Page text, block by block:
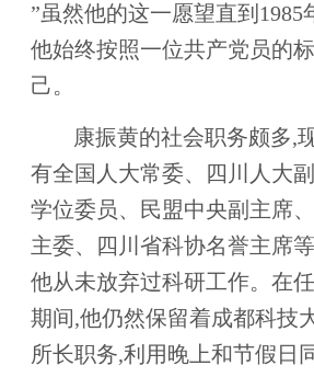
”虽然他的这一愿望直到1985
他始终按照一位共产党员的
己。
康振黄的社会职务颇多,
有全国人大常委、四川人大
学位委员、民盟中央副主席
主委、四川省科协名誉主席
他从未放弃过科研工作。在
期间,他仍然保留着成都科技
所长职务,利用晚上和节假日